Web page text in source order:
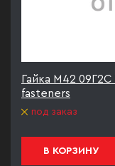
Гайка М42
fasteners
под заказ
В КОРЗИНУ